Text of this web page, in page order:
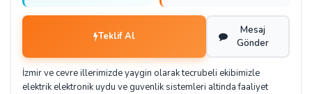
Teklif Al
Mesaj
Gönder
İzmir ve cevre illerimizde yaygin olarak tecrubeli ekibimizle
elektrik elektronik uydu ve guvenlik sistemleri altinda faaliyet